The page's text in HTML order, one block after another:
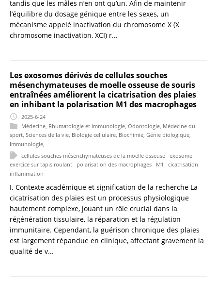
tandis que les mâles n’en ont qu’un. Afin de maintenir
l’équilibre du dosage génique entre les sexes, un
mécanisme appelé inactivation du chromosome X (X
chromosome inactivation, XCI) r...
Les exosomes dérivés de cellules souches
mésenchymateuses de moelle osseuse de souris
entraînées améliorent la cicatrisation des plaies
en inhibant la polarisation M1 des macrophages
2025-6-24
Médecine Rhumatologie et immunologie Odontologie Médecine du
sport, Sciences de la vie, Biologie cellulaire, Biochimie, Génie biologique,
Immunologie
cellules souches mésenchymateuses de la moelle osseuse exosome
exercice sur tapis roulant
polarisation des macrophages M1
cicatrisation
inflammation
I. Contexte académique et signification de la recherche La
cicatrisation des plaies est un processus physiologique
hautement complexe, jouant un rôle crucial dans la
régénération tissulaire, la réparation et la régulation
immunitaire. Cependant, la guérison chronique des plaies
est largement répandue en clinique, affectant gravement la
qualité de v...